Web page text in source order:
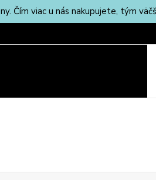
Čím viac u nás nakupujete, tým